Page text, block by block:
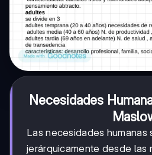
Necesidades
Las necesidades humanas
jerárquicamente desde las